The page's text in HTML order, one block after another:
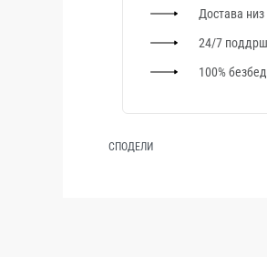
Достава
24/7
100%
СПОДЕЛИ